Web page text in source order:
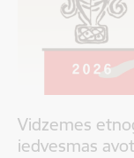
Vidzemes
iedvesmas